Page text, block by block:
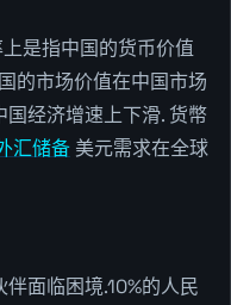
是指中国的货币价值
的市场价值在中国市场
经济增速上下滑. 货幣
汇储备 美元需求在全球
面临困境.10%的人民